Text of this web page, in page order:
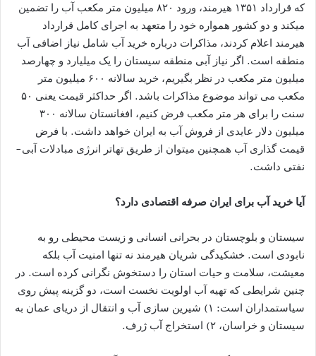
که قرارداد ۱۳۵۱ هیرمند، ورود ۸۲۰ میلیون متر مکعب آب را تضمین
میکند و دو کشور همواره خود را متعهد به اجرای کامل قرارداد
هیرمند اعلام کردند، مذاکرات درباره خرید آب شامل نیاز اضافی آب
منطقه است. اگر نیاز آبی منطقه سیستان را یک میلیارد و چهارصد
میلیون متر مکعب در نظر بگیریم، خرید سالانه ۶۰۰ میلیون متر
مکعب می تواند موضوع مذاکرات باشد. اگر حداکثر قیمت یعنی ۵۰
سنت را برای هر متر مکعب فرض کنیم، افغانستان سالانه ۳۰۰
میلیون دلار عایدی از فروش آب به ایران خواهد داشت. با فرض
قیمت گذاری آب همچنین میتوان از طریق تهاتر انرژی مبادلات آبی-
نفتی داشت.
آیا خرید آب برای ایران صرفه اقتصادی دارد؟
سیستان و بلوچستان در بحرانی انسانی و زیست محیطی رو به
نابودی است. خشکیدگی شریان هیرمند نه تنها امنیت آب بلکه
معیشت، سلامت و حیات استان را دستخوش نگرانی کرده است. در
چنین شرایطی که تهیه آب اولویت نخست است، دو گزینه پیش روی
سیاستمداران است: ۱) شیرین سازی آب و انتقال از دریای عمان به
سیستان و خراسان، ۲) استخراج آب ژرف.